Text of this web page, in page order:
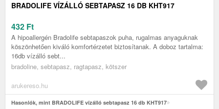
BRADOLIFE VÍZÁLLÓ SEBTAPASZ 16 DB KHT917
432 Ft
A hipoallergén Bradolife sebtapaszok puha, rugalmas anyaguknak
köszönhetően kiváló komfortérzetet biztosítanak. A doboz tartalma:
16db vízálló sebt...
bradoline, sebtapasz, ragtapasz, kötszer
arukereso.hu
Hasonlók, mint BRADOLIFE vízálló sebtapasz 16 db KHT917